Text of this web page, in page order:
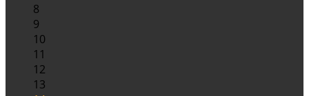
8
9
10
11
12
13